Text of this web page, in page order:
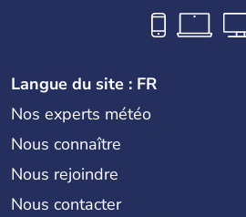
Langue du site : FR
Nos experts météo
Nous connaître
Nous rejoindre
Nous contacter